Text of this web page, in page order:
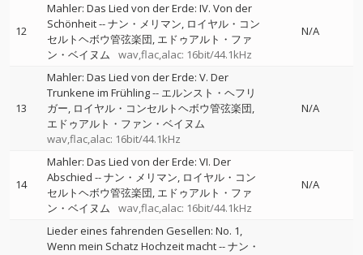
12
Mahler: Das Lied von der Erde: IV. Von der
Schönheit--ナン・メリマン ロイヤル・コン
セルトヘボウ管弦楽団 エドゥアルト・ファ
ン・ベイヌム
wav,flac,alac: 16bit/44.1kHz
N/A
13
Mahler: Das Lied von der Erde: V. Der
Trunkene im Frühling-- エルンスト・ヘフリ
ガー ロイヤル・コンセルトヘボウ管弦楽団
エドゥアルト・ファン・ベイヌム
wav,flac,alac: 16bit/44.1kHz
N/A
14
Mahler: Das Lied von der Erde: VI. Der
Abschied --ナン・メリマン ロイヤル・コン
セルトヘボウ管弦楽団 エドゥアルト・ファ
ン・ベイヌム
wav,flac,alac: 16bit/44.1kHz
N/A
Lieder eines fahrenden Gesellen: No. 1,
Wenn mein Schatz Hochzeit macht--ナン・